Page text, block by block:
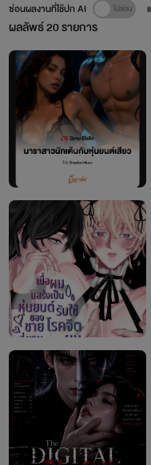
ผลลัพธ์20รายการ
ซ่อนผลงานที่ใช้ปก AI